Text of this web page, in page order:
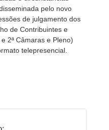
pelo novo
de julgamento dos
de Contribuintes e
2ª Câmaras e Pleno)
telepresencial.